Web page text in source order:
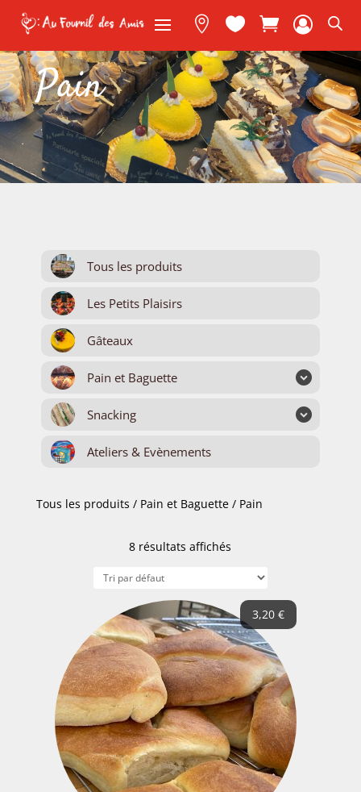
  
Pain
Tous les produits
Les Petits Plaisirs
Gâteaux
Pain et Baguette
Snacking
Ateliers & Evènements
Tous les produits / Pain et Baguette/ Pain
8 résultats affichés
3,20 €